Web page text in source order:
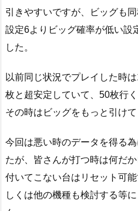
引きやすいですが、ビッグも
設定6よりビッグ確率が低い設
した。
以前同じ状況でプレイした時
枚と超安定していて、50枚行
その時はビッグをもっと引けて
今回は悪い時のデータを得る
たが、皆さんが打つ時は何だ
付いてこない台はリセット可
しくは他の機種も検討する等